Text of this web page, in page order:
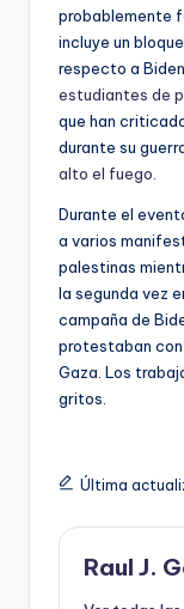
probablemente
incluye un
respecto a
estudiantes de
que han
durante su
alto el fuego
Durante el
a varios
palestinas
la segunda vez
campaña de
protestaban
Gaza. Los
gritos.
Última
Raul J.